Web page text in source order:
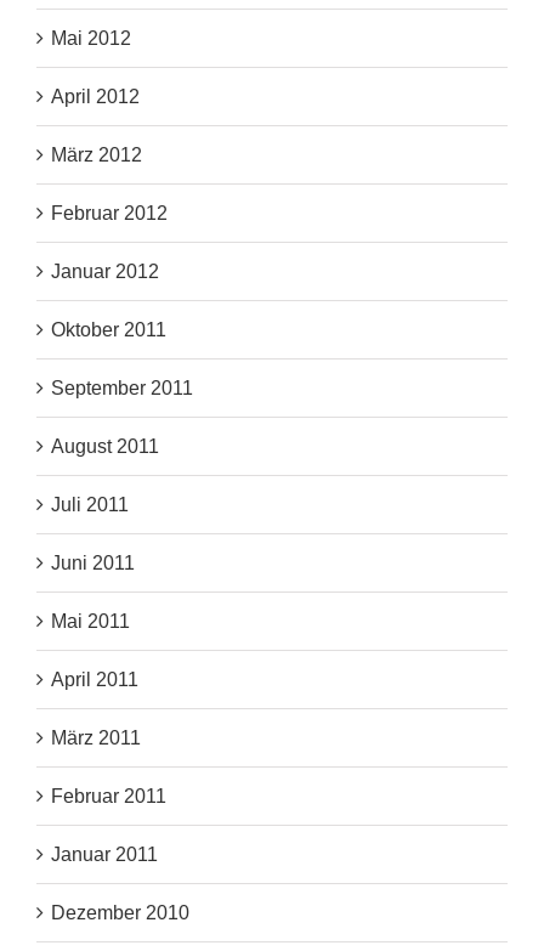
Mai 2012
April 2012
März 2012
Februar 2012
Januar 2012
Oktober 2011
September 2011
August 2011
Juli 2011
Juni 2011
Mai 2011
April 2011
März 2011
Februar 2011
Januar 2011
Dezember 2010